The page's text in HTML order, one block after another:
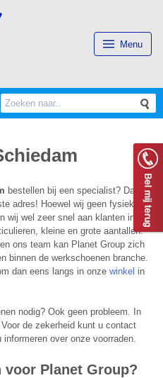
Menu
Search
for:
bestellen bij een specialist? Dan
adres! Hoewel wij geen fysieke
wij wel zeer snel aan klanten in
kleine en grote aantallen.
ons team kan Planet Group zich
binnen de werkschoenen branche.
dan eens langs in onze winkel in
nodig? Ook geen probleem. In
de zekerheid kunt u contact
over onze voorraden.
voor Planet Group?
(Esc)